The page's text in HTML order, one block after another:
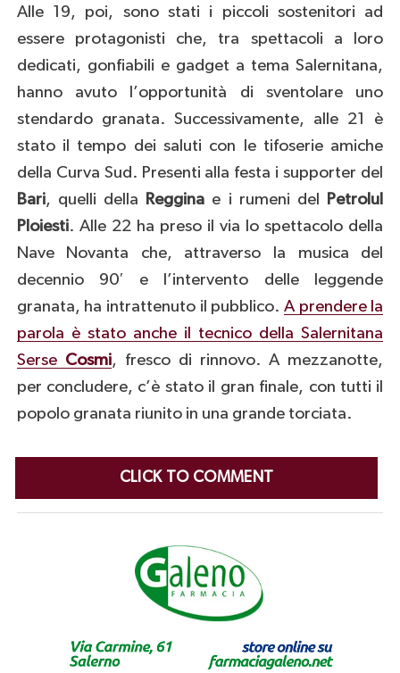
Alle 19, poi, sono stati i piccoli sostenitori ad
essere protagonisti che, tra spettacoli a loro
dedicati, gonfiabili e gadget a tema Salernitana,
hanno avuto l’opportunità di sventolare uno
stendardo granata. Successivamente, alle 21 è
stato il tempo dei saluti con le tifoserie amiche
della Curva Sud. Presenti alla festa i supporter del
Bari, quelli della Reggina e i rumeni del
Petrolul
Ploiesti. Alle 22 ha preso il via lo spettacolo della
Nave Novanta che, attraverso la musica del
decennio 90′ e l’intervento delle leggende
granata, ha intrattenuto il pubblico. A prendere la
parola è stato anche il tecnico della Salernitana
Serse Cosmi, fresco di rinnovo. A mezzanotte,
per concludere, c’è stato il gran finale, con tutti il
popolo granata riunito in una grande torciata.
CLICK TO COMMENT